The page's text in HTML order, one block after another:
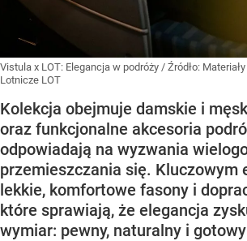
Vistula x LOT: Elegancja w podróży / Źródło:
Lotnicze LOT
Kolekcja obejmuje damskie i
oraz funkcjonalne akcesoria
odpowiadają na wyzwania
przemieszczania się. Kluczowym
lekkie, komfortowe fasony i
które sprawiają, że elegancja
wymiar: pewny, naturalny i